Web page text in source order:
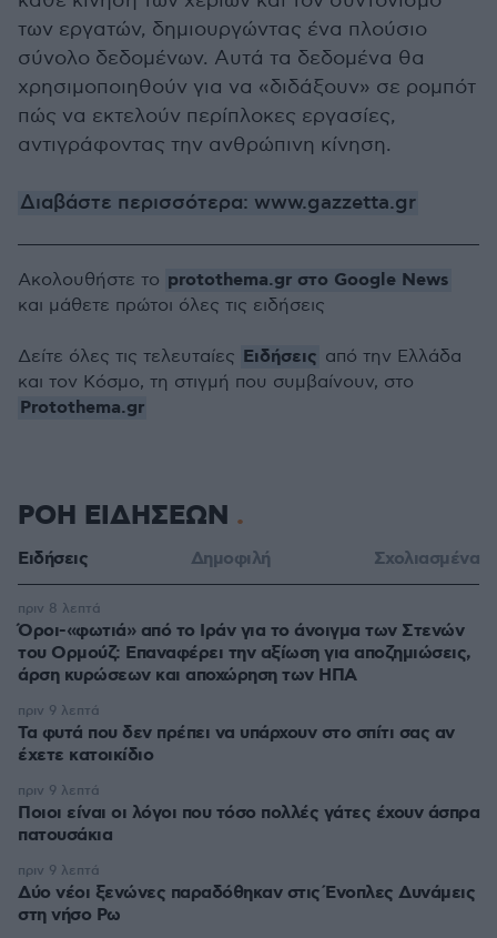
των εργατών, δημιουργώντας ένα πλούσιο
σύνολο δεδομένων. Αυτά τα δεδομένα θα
χρησιμοποιηθούν για να «διδάξουν» σε ρομπότ
πώς να εκτελούν περίπλοκες εργασίες,
αντιγράφοντας την ανθρώπινη κίνηση.
Διαβάστε περισσότερα: www.gazzetta.gr
Ακολουθήστε το protothema.gr στο Google News
και μάθετε πρώτοι όλες τις ειδήσεις
Δείτε όλες τις τελευταίες Ειδήσεις από την Ελλάδα
και τον Κόσμο, τη στιγμή που συμβαίνουν, στο
Protothema.gr
ΡΟΗ ΕΙΔΗΣΕΩΝ
Ειδήσεις Δημοφιλή Σχολιασμένα
Όροι-«φωτιά» από το Ιράν για το άνοιγμα των Στενών
του Ορμούζ: Επαναφέρει την αξίωση για αποζημιώσεις,
άρση κυρώσεων και αποχώρηση των ΗΠΑ
πριν 8 λεπτά
Τα φυτά που δεν πρέπει να υπάρχουν στο σπίτι σας αν
έχετε κατοικίδιο
πριν 9 λεπτά
Ποιοι είναι οι λόγοι που τόσο πολλές γάτες έχουν άσπρα
πατουσάκια
πριν 9 λεπτά
Δύο νέοι ξενώνες παραδόθηκαν στις Ένοπλες Δυνάμεις
στη νήσο Ρω
πριν 9 λεπτά